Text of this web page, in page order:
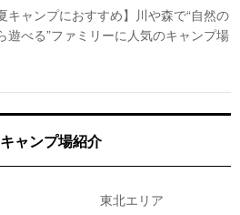
キャンプにおすすめ】川や森で“自然の
遊べる”ファミリーに人気のキャンプ場
ャンプ場紹介
東北エリア